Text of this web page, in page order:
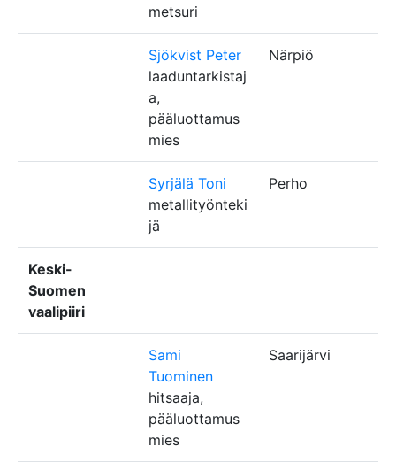
metsuri
Sjökvist Peter
laaduntarkistaj
a,
pääluottamus
mies
Närpiö
Syrjälä Toni
metallityönteki
jä
Perho
Keski-
Suomen
vaalipiiri
Sami
Tuominen
hitsaaja,
pääluottamus
mies
Saarijärvi